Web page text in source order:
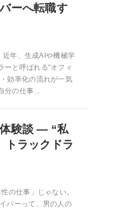
ーへ転職す
年、生成AIや機械学
ーと呼ばれる“オフィ
効率化の流れが一気
分の仕事...
験談 — “私
トラックドラ
の仕事」じゃない。
バーって、男の人の